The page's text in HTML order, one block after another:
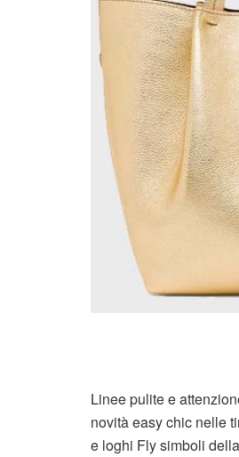
Linee pulite e
novità easy chic nelle
e loghi Fly simboli